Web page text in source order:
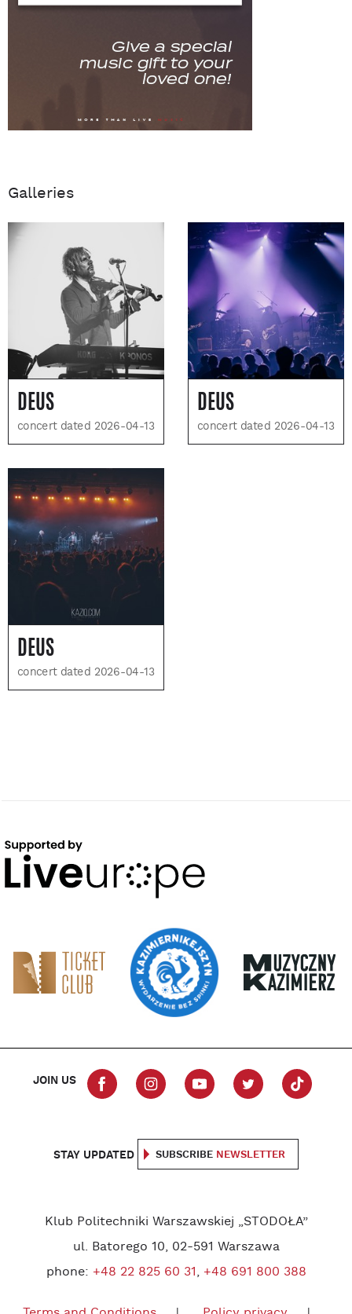
Galleries
DEUS
concert dated 2026-04-13
DEUS
concert dated 2026-04-13
DEUS
concert dated 2026-04-13
JOIN US
STAY UPDATED SUBSCRIBE NEWSLETTER
Klub Politechniki Warszawskiej „STODOŁA”
ul. Batorego 10, 02-591 Warszawa
phone: +48 22 825 60 31, +48 691 800 388